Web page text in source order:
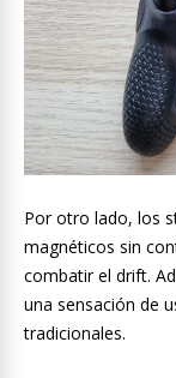
Por otro lado, los
magnéticos sin
combatir el drift.
una sensación de
tradicionales.